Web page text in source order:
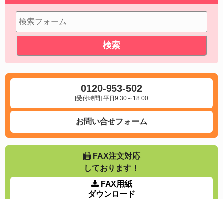
0120-953-502
[受付時間] 平日9:30～18:00
お問い合せフォーム
FAX注文対応
しております！
FAX用紙
ダウンロード